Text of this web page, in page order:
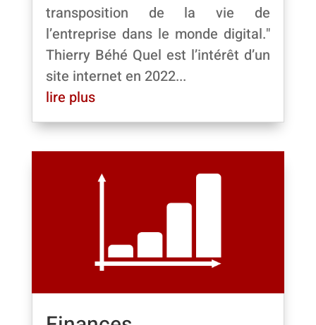
transposition de la vie de
l’entreprise dans le monde digital."
Thierry Béhé Quel est l’intérêt d’un
site internet en 2022...
lire plus